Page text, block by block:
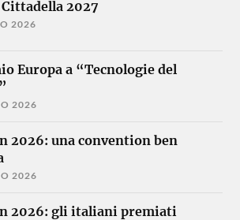
2027
2026
Europa a “Tecnologie del
2026
2026: una convention ben
2026
2026: gli italiani premiati